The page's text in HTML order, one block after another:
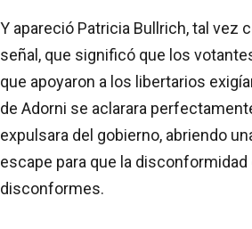
Y apareció Patricia Bullrich, tal vez
señal, que significó que los
que apoyaron a los libertarios
de Adorni se aclarara
expulsara del gobierno, abriendo
escape para que la disconformidad
disconformes.